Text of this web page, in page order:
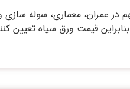
در عمران، معماری، سوله
قیمت ورق سیاه تعیین